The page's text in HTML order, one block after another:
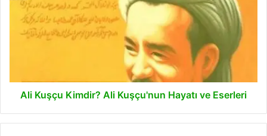
Kimdir?
Kuşçu'nun
Ali Kuşçu Kimdir? Ali Kuşçu'nun Hayatı ve Eserleri